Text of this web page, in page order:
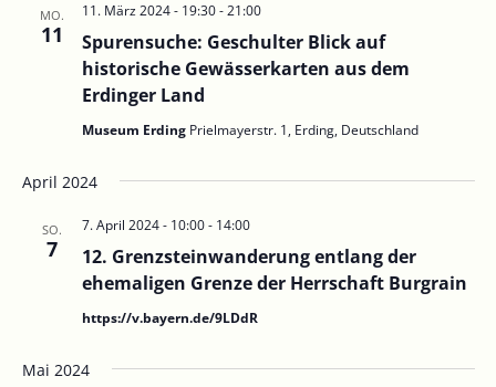
MO.
11
Spurensuche: Geschulter Blick auf
historische Gewässerkarten aus dem
Erdinger Land
11. März 2024 - 19:30-21:00
Museum Erding Prielmayerstr. 1, Erding, Deutschland
April 2024
SO.
7
12. Grenzsteinwanderung entlang der
ehemaligen Grenze der Herrschaft Burgrain
7. April 2024 - 10:00- 14:00
https://v.bayern.de/9LDdR
Mai 2024